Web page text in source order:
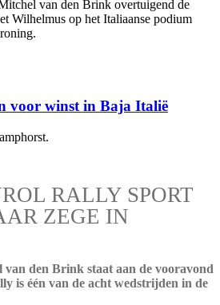
van den Brink overtuigend de
Wilhelmus op het Italiaanse podium
voor winst in Baja Italië
RALLY SPORT
ZEGE IN
den Brink staat aan de vooravond
is één van de acht wedstrijden in de